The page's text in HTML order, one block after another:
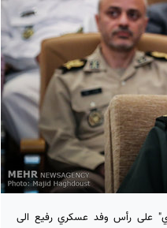
على رأس وفد عسكري رفيع الى